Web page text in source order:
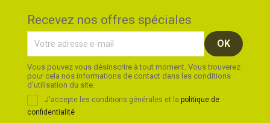
Recevez nos offres spéciales
Vous pouvez vous désinscrire à tout moment. Vous trouverez
pour cela nos informations de contact dans les conditions
d'utilisation du site.
J'accepte les conditions générales et la politique de
confidentialité